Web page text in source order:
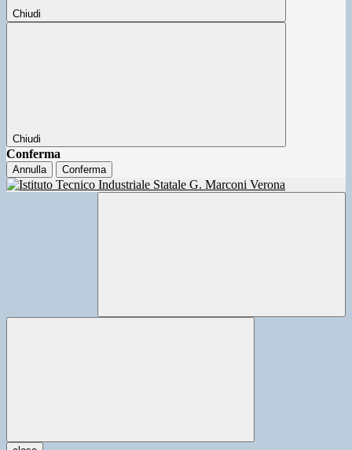
Chiudi
Chiudi
Conferma
Annulla Conferma